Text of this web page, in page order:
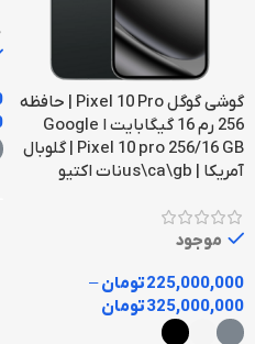
گوشی گوگل Pixel 10 Pro | حافظه
256 رم 16 گیگابایت ا Google
Pixel 10 pro 256/16 GB | گلوبال
آمریکا | us\ca\gbنات اکتیو
موجود
225,000,000تومان–
325,000,000تومان